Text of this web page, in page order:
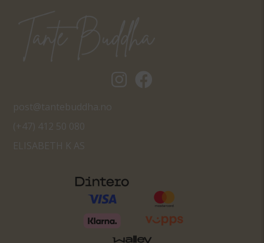
Tantebuddha.no instagram
Tantebuddha.no facebook
post@tantebuddha.no
(+47) 412 50 080
ELISABETH K AS